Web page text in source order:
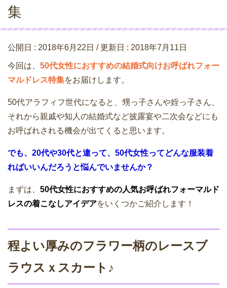
集
公開日 : 2018年6月22日 / 更新日 : 2018年7月11日
今回は、 50代女性におすすめの結婚式向けお呼ばれフォー
マルドレス特集をお届けします。
50代アラフィフ世代になると、甥っ子さんや姪っ子さん、
それから親戚や知人の結婚式など披露宴や二次会などにも
お呼ばれされる機会が出てくると思います。
でも、20代や30代と違って、50代女性ってどんな服装着
ればいいんだろうと悩んでいませんか？
まずは、 50代女性におすすめの人気お呼ばれフォーマルド
レスの着こなしアイデアをいくつかご紹介します！
程よい厚みのフラワー柄のレースブ
ラウスｘスカート♪